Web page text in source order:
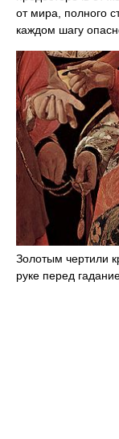
от мира, полного
каждом шагу
Золотым чертили
руке перед